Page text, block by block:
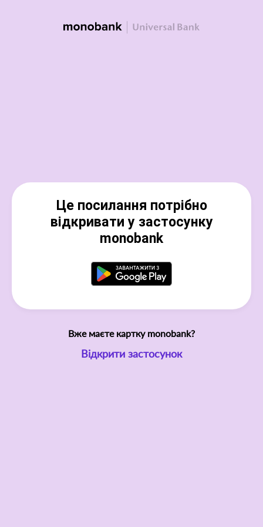
Це посилання потрібно
відкривати у застосунку
monobank
Вже маєте картку monobank?
Відкрити застосунок